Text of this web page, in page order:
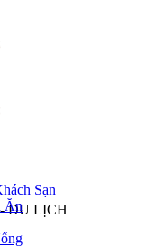
DU LỊCH
Sạn
Ăn